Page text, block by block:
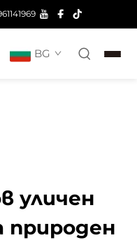
BG
уличен
природен